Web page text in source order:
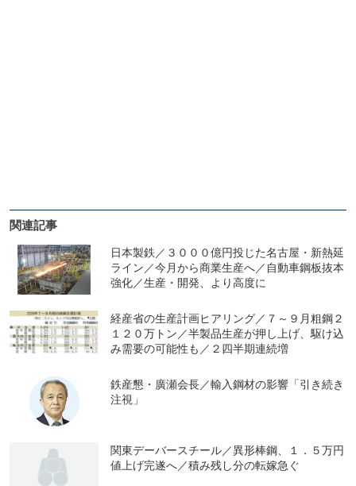
関連記事
日本製鉄／３０００億円投じた名古屋・新熱延
ライン／今月から商業生産へ／自動車鋼板抜本
強化／生産・開発、より高度に
経産省の生産計画ヒアリング／７～９月粗鋼２
１２０万トン／半製品生産が押し上げ、駆け込
み需要の可能性も／２四半期連続増
鉄産懇・廣瀬会長／輸入鋼材の影響「引き続き
注視」
関東デーバースチール／異形棒鋼、１．５万円
値上げ完遂へ／積み残し分の転嫁急ぐ